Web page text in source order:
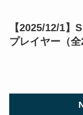
【2025/12/1】
プレイヤー（全